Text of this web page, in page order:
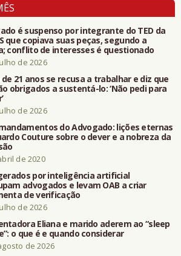
é suspenso por integrante do TED da
que copiava suas peças, segundo a
conflito de interesses é questionado
de 2026
de 21 anos se recusa a trabalhar e diz que
obrigados a sustentá-lo: ‘Não pedi para
de 2026
do Advogado: lições eternas
Couture sobre o dever e a nobreza da
de 2020
por inteligência artificial
advogados e levam OAB a criar
de verificação
de 2026
Eliana e marido aderem ao “sleep
o que é e quando considerar
de 2026